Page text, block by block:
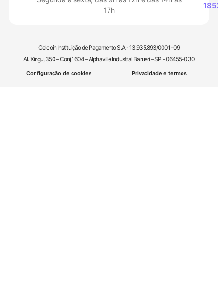
17h
Celcoin Instituição de Pagamento S.A - 13.935.893/0001-09
Al. Xingu, 350 – Conj 1604 – Alphaville Industrial Barueri – SP – 06455-030
Configuração de cookies Privacidade e termos